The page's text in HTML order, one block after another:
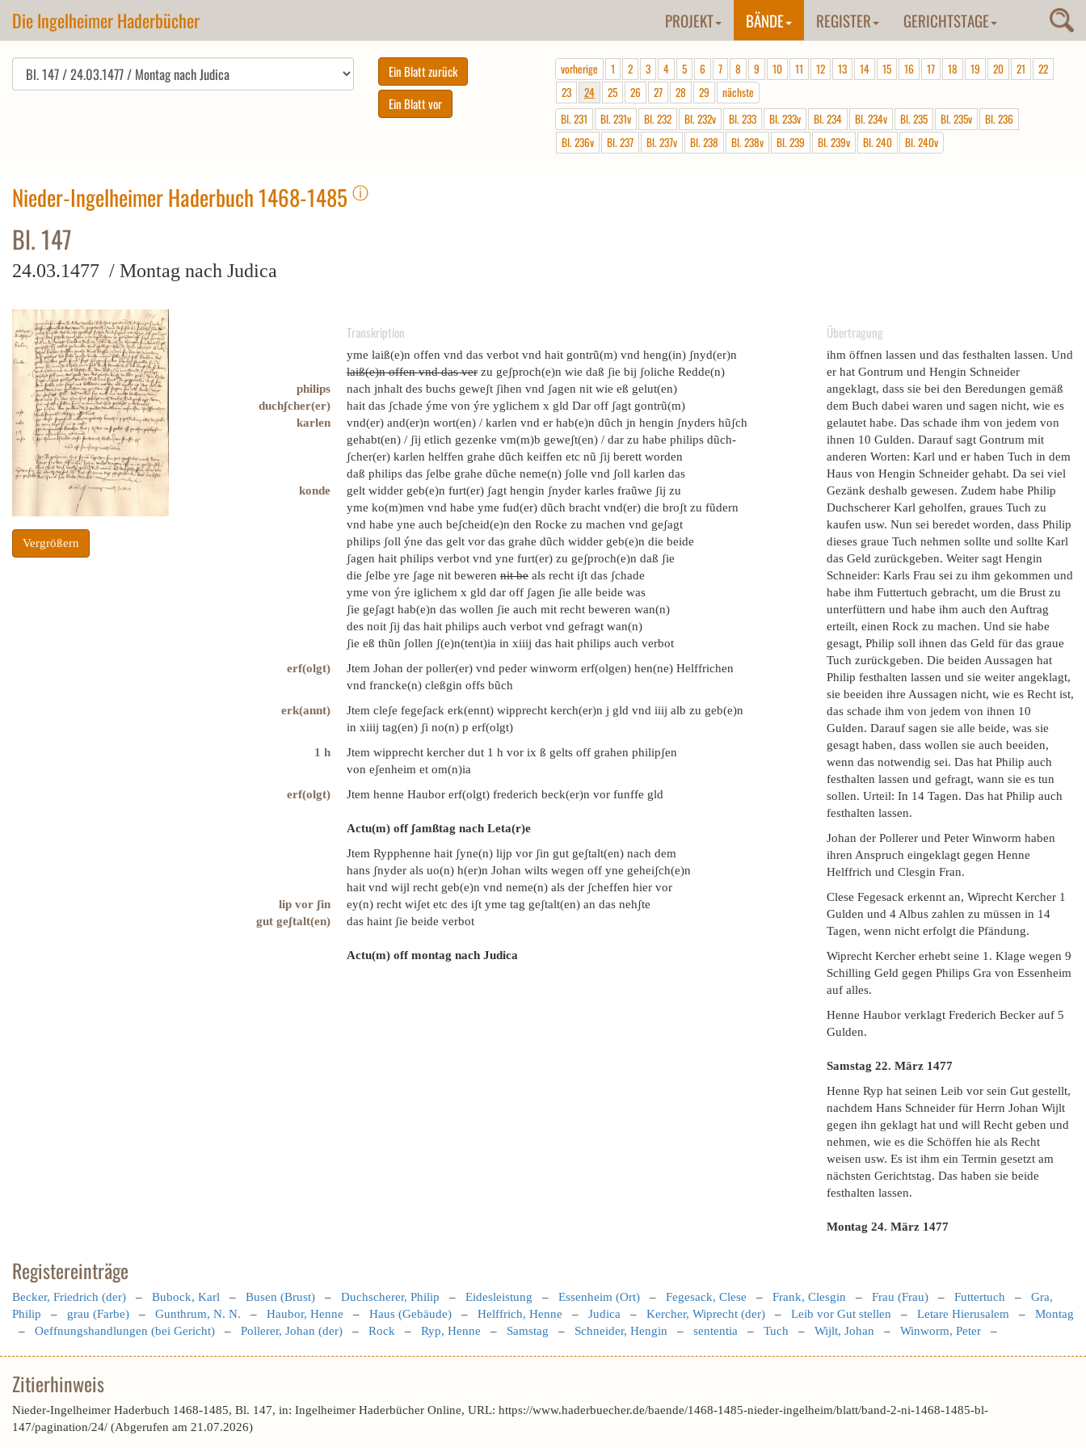
Die Ingelheimer Haderbücher PROJEKT BÄNDE REGISTER GERICHTSTAGE
vorherige 1 2 3 4 5 6 7 8 9 10 11 12 13 14 15 16 17 18 19 20 21
22
23
24 25 26 27 28 29
nächste
Bl. 231
Bl. 231v Bl. 232 Bl. 232v Bl. 233 Bl. 233v Bl. 234 Bl. 234v Bl. 235 Bl. 235v
Bl. 236
Bl. 236v
Bl. 237 Bl. 237v Bl. 238 Bl. 238v Bl. 239 Bl. 239v Bl. 240 Bl. 240v
Nieder-Ingelheimer Haderbuch 1468-1485 ⓘ
Bl. 147
24.03.1477 / Montag nach Judica
Vergrößern
Transkription
yme laiß(e)n offen vnd das verbot vnd hait gontrũ(m) vnd heng(in) ʃnyd(er)n
laiß(e)n offen vnd das ver zu geʃproch(e)n wie daß ʃie bij ʃoliche Redde(n)
philips
nach jnhalt des buchs geweʃt ʃihen vnd ʃagen nit wie eß gelut(en)
duchʃcher(er)
hait das ʃchade ýme von ýre yglichem x gld Dar off ʃagt gontrũ(m)
karlen
vnd(er) and(er)n wort(en) / karlen vnd er hab(e)n dũch jn hengin ʃnyders hũʃch
gehabt(en) / ʃij etlich gezenke vm(m)b geweʃt(en) / dar zu habe philips dũch-
ʃcher(er) karlen helffen grahe dũch keiffen etc nũ ʃij berett worden
daß philips das ʃelbe grahe dũche neme(n) ʃolle vnd ʃoll karlen das
konde
gelt widder geb(e)n furt(er) ʃagt hengin ʃnyder karles fraũwe ʃij zu
yme ko(m)men vnd habe yme fud(er) dũch bracht vnd(er) die broʃt zu fũdern
vnd habe yne auch beʃcheid(e)n den Rocke zu machen vnd geʃagt
philips ʃoll ýne das gelt vor das grahe dũch widder geb(e)n die beide
ʃagen hait philips verbot vnd yne furt(er) zu geʃproch(e)n daß ʃie
die ʃelbe yre ʃage nit beweren nit be als recht iʃt das ʃchade
yme von ýre iglichem x gld dar off ʃagen ʃie alle beide was
ʃie geʃagt hab(e)n das wollen ʃie auch mit recht beweren wan(n)
des noit ʃij das hait philips auch verbot vnd gefragt wan(n)
ʃie eß thũn ʃollen ʃ(e)n(tent)ia in xiiij das hait philips auch verbot
erf(olgt)
Jtem Johan der poller(er) vnd peder winworm erf(olgen) hen(ne) Helffrichen
vnd francke(n) cleßgin offs bũch
erk(annt)
Jtem cleʃe fegeʃack erk(ennt) wipprecht kerch(er)n j gld vnd iiij alb zu geb(e)n
in xiiij tag(en) ʃi no(n) p erf(olgt)
1 h
Jtem wipprecht kercher dut 1 h vor ix ß gelts off grahen philipʃen
von eʃenheim et om(n)ia
erf(olgt)
Jtem henne Haubor erf(olgt) frederich beck(er)n vor funffe gld
Actu(m) off ʃamßtag nach Leta(r)e
Jtem Rypphenne hait ʃyne(n) lijp vor ʃin gut geʃtalt(en) nach dem
hans ʃnyder als uo(n) h(er)n Johan wilts wegen off yne geheiʃch(e)n
hait vnd wijl recht geb(e)n vnd neme(n) als der ʃcheffen hier vor
lip vor ʃin
ey(n) recht wiʃet etc des iʃt yme tag geʃtalt(en) an das nehʃte
gut geʃtalt(en)
das haint ʃie beide verbot
Actu(m) off montag nach Judica
Übertragung
ihm öffnen lassen und das festhalten lassen. Und
er hat Gontrum und Hengin Schneider
angeklagt, dass sie bei den Beredungen gemäß
dem Buch dabei waren und sagen nicht, wie es
gelautet habe. Das schade ihm von jedem von
ihnen 10 Gulden. Darauf sagt Gontrum mit
anderen Worten: Karl und er haben Tuch in dem
Haus von Hengin Schneider gehabt. Da sei viel
Gezänk deshalb gewesen. Zudem habe Philip
Duchscherer Karl geholfen, graues Tuch zu
kaufen usw. Nun sei beredet worden, dass Philip
dieses graue Tuch nehmen sollte und sollte Karl
das Geld zurückgeben. Weiter sagt Hengin
Schneider: Karls Frau sei zu ihm gekommen und
habe ihm Futtertuch gebracht, um die Brust zu
unterfüttern und habe ihm auch den Auftrag
erteilt, einen Rock zu machen. Und sie habe
gesagt, Philip soll ihnen das Geld für das graue
Tuch zurückgeben. Die beiden Aussagen hat
Philip festhalten lassen und sie weiter angeklagt,
sie beeiden ihre Aussagen nicht, wie es Recht ist,
das schade ihm von jedem von ihnen 10
Gulden. Darauf sagen sie alle beide, was sie
gesagt haben, dass wollen sie auch beeiden,
wenn das notwendig sei. Das hat Philip auch
festhalten lassen und gefragt, wann sie es tun
sollen. Urteil: In 14 Tagen. Das hat Philip auch
festhalten lassen.
Johan der Pollerer und Peter Winworm haben
ihren Anspruch eingeklagt gegen Henne
Helffrich und Clesgin Fran.
Clese Fegesack erkennt an, Wiprecht Kercher 1
Gulden und 4 Albus zahlen zu müssen in 14
Tagen, wenn nicht erfolgt die Pfändung.
Wiprecht Kercher erhebt seine 1. Klage wegen 9
Schilling Geld gegen Philips Gra von Essenheim
auf alles.
Henne Haubor verklagt Frederich Becker auf 5
Gulden.
Samstag 22. März 1477
Henne Ryp hat seinen Leib vor sein Gut gestellt,
nachdem Hans Schneider für Herrn Johan Wijlt
gegen ihn geklagt hat und will Recht geben und
nehmen, wie es die Schöffen hie als Recht
weisen usw. Es ist ihm ein Termin gesetzt am
nächsten Gerichtstag. Das haben sie beide
festhalten lassen.
Montag 24. März 1477
Registereinträge
Becker, Friedrich (der) – Bubock, Karl – Busen (Brust) – Duchscherer, Philip – Eidesleistung – Essenheim (Ort) – Fegesack, Clese – Frank, Clesgin – Frau (Frau) – Futtertuch – Gra,
Philip – grau (Farbe) – Gunthrum, N. N. – Haubor, Henne – Haus (Gebäude) – Helffrich, Henne – Judica – Kercher, Wiprecht (der) – Leib vor Gut stellen – Letare Hierusalem – Montag
– Oeffnungshandlungen (bei Gericht) – Pollerer, Johan (der) – Rock – Ryp, Henne – Samstag – Schneider, Hengin – sententia – Tuch – Wijlt, Johan – Winworm, Peter –
Zitierhinweis
Nieder-Ingelheimer Haderbuch 1468-1485, Bl. 147, in: Ingelheimer Haderbücher Online, URL: https://www.haderbuecher.de/baende/1468-1485-nieder-ingelheim/blatt/band-2-ni-1468-1485-bl-
147/pagination/24/ (Abgerufen am 21.07.2026)